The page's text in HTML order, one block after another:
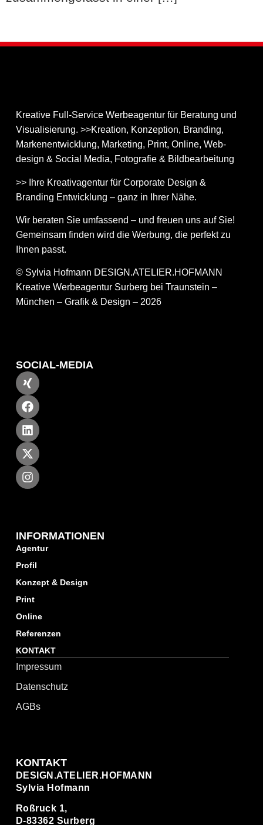
Kreative Full-Service Werbeagentur für Beratung und
Visualisierung. >>Kreation, Konzeption, Branding,
Markenentwicklung, Marketing, Print, Online, Web­
design & Social Media, Fotografie & Bildbear­bei­tung
>> Ihre Kreativagentur für Corporate Design &
Branding Entwicklung – ganz in Ihrer Nähe.
Wir beraten Sie umfassend – und freuen uns auf Sie!
Gemeinsam finden wird die Werbung, die perfekt zu
Ihnen passt.
© Sylvia Hofmann DESIGN.ATELIER.HOFMANN
Kreative Werbeagentur Surberg bei Traunstein –
München – Grafik & Design – 2026
INFORMATIONEN
Agentur
Profil
Konzept & Design
Print
Online
Referenzen
KONTAKT
Impressum
Datenschutz
AGBs
KONTAKT
DESIGN.ATELIER.HOFMANN
Sylvia Hofmann
Roßruck 1,
D-83362 Surberg
SOCIAL-MEDIA